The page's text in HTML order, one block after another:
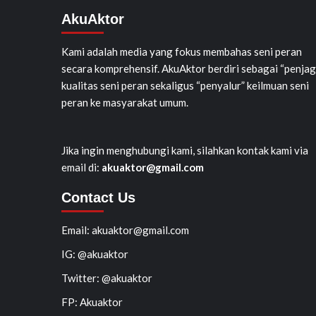
AkuAktor
Kami adalah media yang fokus membahas seni peran
secara komprehensif. AkuAktor berdiri sebagai
kualitas seni peran sekaligus “penyalur” keilmuan seni
peran ke masyarakat umum.
Jika ingin menghubungi kami, silahkan kontak kami via
email di: akuaktor@gmail.com
Contact Us
Email: akuaktor@gmail.com
IG: @akuaktor
Twitter: @akuaktor
FP: Akuaktor